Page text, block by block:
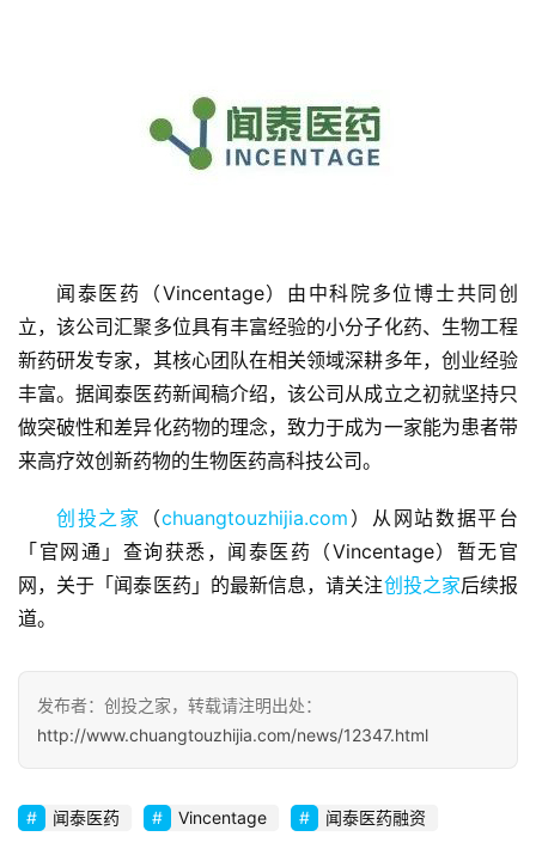
首
页
融
资
商
业
察
初
创
企
业
闻泰医药（Vincentage）由中科院多位博士共同创
立，该公司汇聚多位具有丰富经验的小分子化药、生物工程
新药研发专家，其核心团队在相关领域深耕多年，创业经验
丰富。据闻泰医药新闻稿介绍，该公司从成立之初就坚持只
做突破性和差异化药物的理念，致力于成为一家能为患者带
来高疗效创新药物的生物医药高科技公司。
创投之家 （chuangtouzhijia.com ）从网站数据平台
「官网通」查询获悉，闻泰医药（Vincentage）暂无官
网，关于「闻泰医药」的最新信息，请关注创投之家后续报
道。
发布者：创投之家，转载请注明出处：
http://www.chuangtouzhijia.com/news/12347.html
闻泰医药 Vincentage 闻泰医药融资